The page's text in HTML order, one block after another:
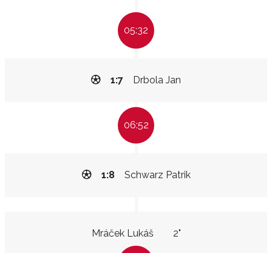
05:32
Drbola Jan
1:7
06:52
Schwarz Patrik
1:8
Mráček Lukáš 2"